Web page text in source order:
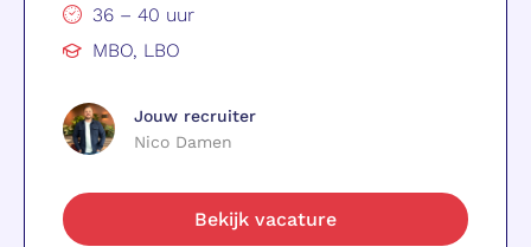
36 – 40 uur
MBO, LBO
Jouw recruiter
Nico Damen
Bekijk vacature